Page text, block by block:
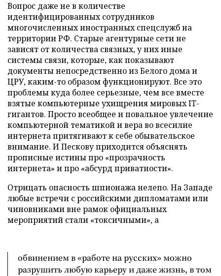
Вопрос даже не в количестве
идентифицированных сотрудников
многочисленных иностранных спецслужб на
территории РФ. Старые агентурные сети не
зависят от количества связных, у них иные
системы связи, которые, как показывают
документы непосредственно из Белого дома и
ЦРУ, каким-то образом функционируют. Все это
проблемы куда более серьезные, чем все вместе
взятые компьютерные ухищрения мировых IT-
гигантов. Просто всеобщее и повальное увлечение
компьютерной тематикой и вера во всесилие
интернета притягивают к себе обывательское
внимание. И Пескову приходится объяснять
прописные истины про «прозрачность
интернета» и про «абсурд приватности».
Отрицать опасность шпионажа нелепо. На Западе
любые встречи с российскими дипломатами или
чиновниками вне рамок официальных
мероприятий стали «токсичными», а
обвинением в «работе на русских» можно
разрушить любую карьеру и даже жизнь, в том